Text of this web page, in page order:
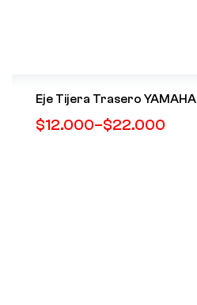
Eje Tijera Trasero YAMAHA
$12.000–$22.000